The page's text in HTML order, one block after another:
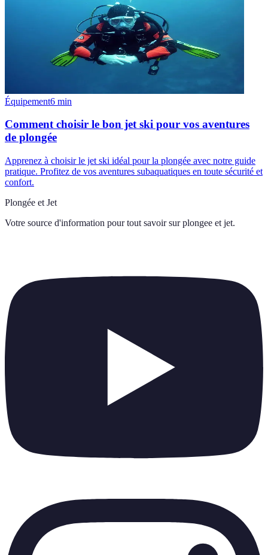
Équipement6 min
Comment choisir le bon jet ski pour vos aventures
de plongée
Apprenez à choisir le jet ski idéal pour la plongée avec notre guide
pratique. Profitez de vos aventures subaquatiques en toute sécurité et
confort.
Plongée et Jet
Votre source d'information pour tout savoir sur plongee et jet.